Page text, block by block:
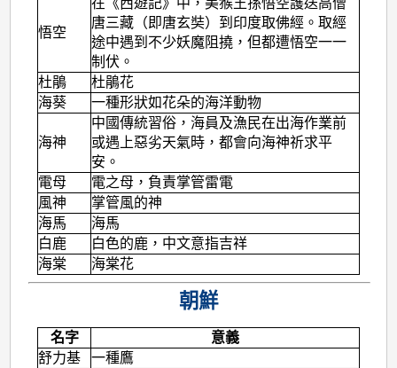
悟空
在《西遊記》中，美猴王孫悟空護送高僧
唐三藏（即唐玄奘）到印度取佛經。取經
途中遇到不少妖魔阻撓，但都遭悟空一一
制伏。
杜鵑
杜鵑花
海葵
一種形狀如花朵的海洋動物
海神
中國傳統習俗，海員及漁民在出海作業前
或遇上惡劣天氣時，都會向海神祈求平
安。
電母
電之母，負責掌管雷電
風神
掌管風的神
海馬
海馬
白鹿
白色的鹿，中文意指吉祥
海棠
海棠花
朝鮮
名字
意義
舒力基
一種鷹